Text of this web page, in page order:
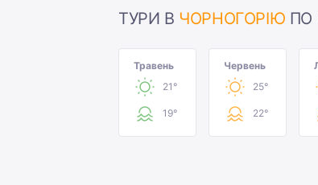
ТУРИ В ЧОРНОГОРІЮ ПО
Травень
21°
19°
Червень
25°
22°